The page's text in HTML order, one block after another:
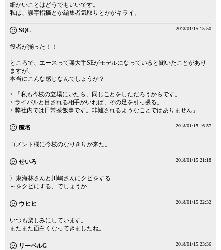
細かいことはどうでもいいです。
私は、誤字指摘とか編集者気取りとかがキライ。
SQL 2018/01/15 15:50
役者が揃った！！
ところで、エースって某大手SEがモデルになっていると聞いたことがあり
ますが、
本当にこんな感じなんでしょうか？
> 「私も今枝の立場にいたら、同じことをしただろうからです。
> ライバルと目される相手がいれば、その足を引っ張る。
> 弊社内では日常茶飯事です。非難されるようなことではありません」
匿名 2018/01/15 16:57
コメント欄に今枝のなりきりが来た。
せいろ 2018/01/15 21:18
〉東海林さんと川嶋さんにクビをする
～をクビにする、でしょうか
ウヒヒ 2018/01/15 22:32
いつも楽しみにしています。
またまた面白くなってきましたね。
リーベルG 2018/01/15 23:36